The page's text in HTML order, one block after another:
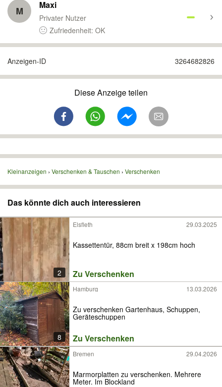
M Maxi
Privater Nutzer
Zufriedenheit: OK
Anzeigen-ID 3264682826
Diese Anzeige teilen
Kleinanzeigen Verschenken & Tauschen Verschenken
Das könnte dich auch interessieren
2
Elsfleth 29.03.2025
Kassettentür, 88cm breit x 198cm hoch
Zu Verschenken
8
Hamburg 13.03.2026
Zu verschenken Gartenhaus, Schuppen,
Geräteschuppen
Zu Verschenken
Bremen 29.04.2026
Marmorplatten zu verschenken. Mehrere
Meter. Im Blockland